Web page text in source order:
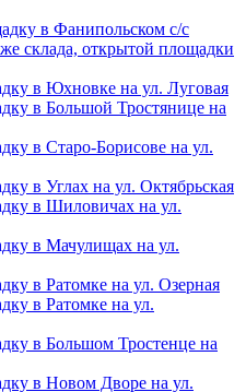
в Фанипольском с/с
склада, открытой площадки
в Юхновке на ул. Луговая
в Большой Тростянице на
в Старо-Борисове на ул.
в Углах на ул. Октябрьская
в Шиловичах на ул.
в Мачулищах на ул.
в Ратомке на ул. Озерная
в Ратомке на ул.
в Большом Тростенце на
в Новом Дворе на ул.